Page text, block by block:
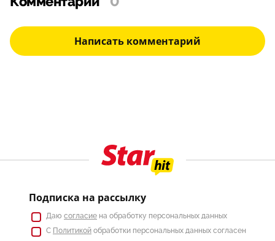
Написать комментарий
Подписка на рассылку
Даю согласие на обработку персональных данных
С Политикой обработки персональных данных согласен